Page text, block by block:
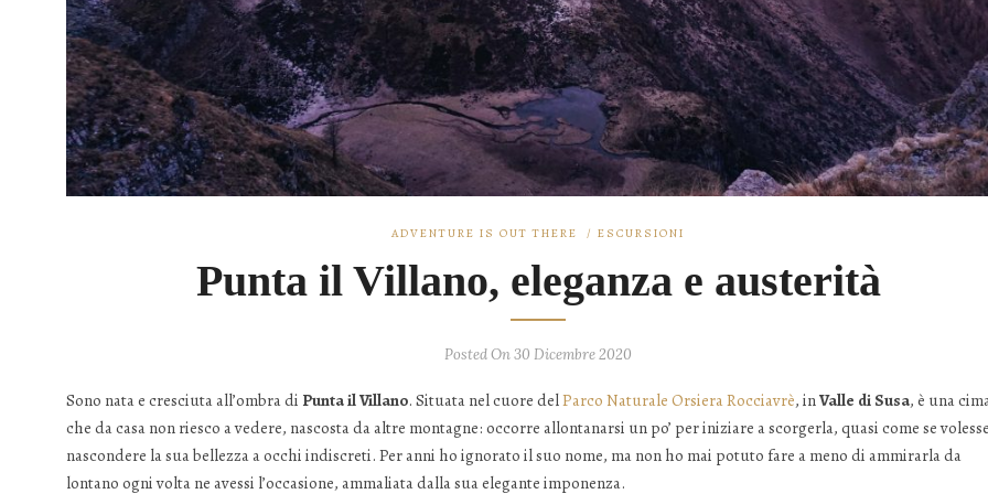
ADVENTURE IS OUT THERE /ESCURSIONI
Punta il Villano, eleganza e austerità
Posted On 30 Dicembre 2020
Sono nata e cresciuta all’ombra di Punta il Villano. Situata nel cuore delParco Naturale Orsiera Rocciavrè, inValle di Susa, è una
che da casa non riesco a vedere, nascosta da altre montagne: occorre allontanarsi un po’ per iniziare a scorgerla, quasi come se
nascondere la sua bellezza a occhi indiscreti. Per anni ho ignorato il suo nome, ma non ho mai potuto fare a meno di ammirarla da
lontano ogni volta ne avessi l’occasione, ammaliata dalla sua elegante imponenza.